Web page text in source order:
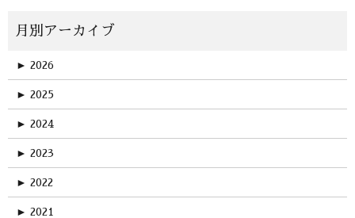
► 2026
► 2025
► 2024
► 2023
► 2022
► 2021